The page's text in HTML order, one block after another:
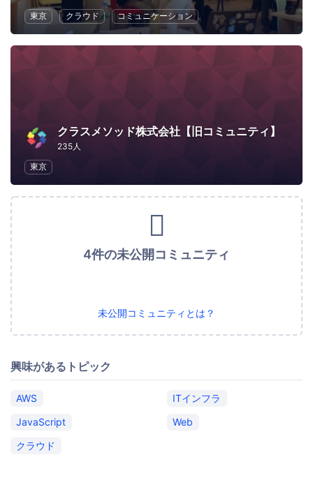
東京
クラウド コミュニケーション
クラスメソッド株式会社【旧コミュニティ】
235人
東京
4件の未公開コミュニティ
未公開コミュニティとは？
興味があるトピック
AWS
ITインフラ
JavaScript
Web
クラウド